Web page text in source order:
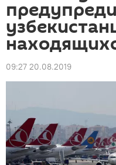
09:27 20.08.2019